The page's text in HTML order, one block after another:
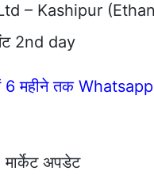
– Kashipur
2nd day
महीने तक Whatsapp
अपडेट